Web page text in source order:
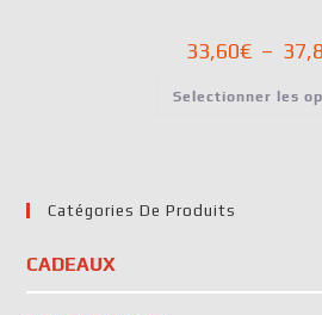
33,60€ –
Selectionner les
Catégories De Produits
CADEAUX